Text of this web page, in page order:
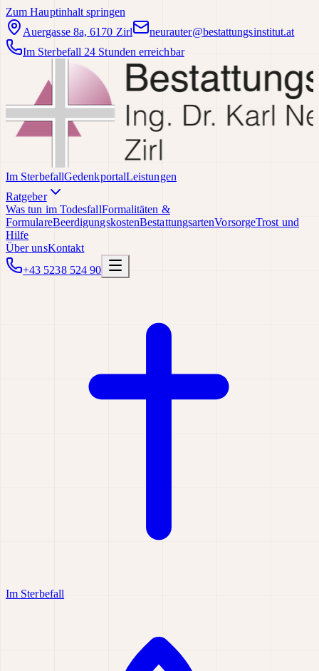
Zum Hauptinhalt springen
Auergasse 8a, 6170 Zirl
neurauter@bestattungsinstitut.at
Im Sterbefall 24 Stunden erreichbar
Im SterbefallGedenkportalLeistungen
Ratgeber
Was tun im TodesfallFormalitäten &
FormulareBeerdigungskostenBestattungsartenVorsorgeTrost und
Hilfe
Über unsKontakt
+43 5238 524 90
Im Sterbefall